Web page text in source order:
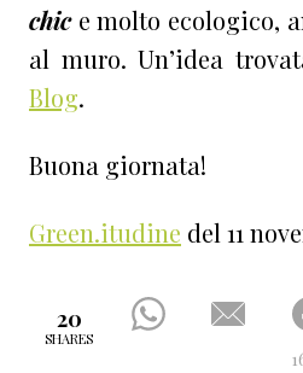
chice molto ecologico,
al muro. Un’idea
Blog.
Buona giornata!
Green.itudine del 11
20
SHARES